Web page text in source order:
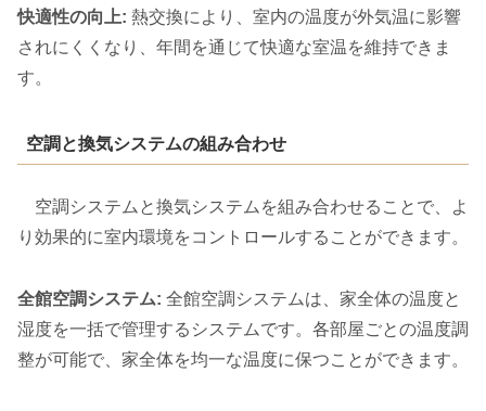
快適性の向上: 熱交換により、室内の温度が外気温に影響
されにくくなり、年間を通じて快適な室温を維持できま
す。
空調と換気システムの組み合わせ
空調システムと換気システムを組み合わせることで、よ
り効果的に室内環境をコントロールすることができます。
全館空調システム: 全館空調システムは、家全体の温度と
湿度を一括で管理するシステムです。各部屋ごとの温度調
整が可能で、家全体を均一な温度に保つことができます。